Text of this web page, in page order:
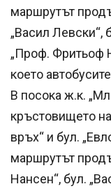
маршрутът
„Васил Левски“,
„Проф. Фритьоф
което
В посока ж.к.
кръстовището
връх“ и бул.
маршрутът
Нансен“, бул.